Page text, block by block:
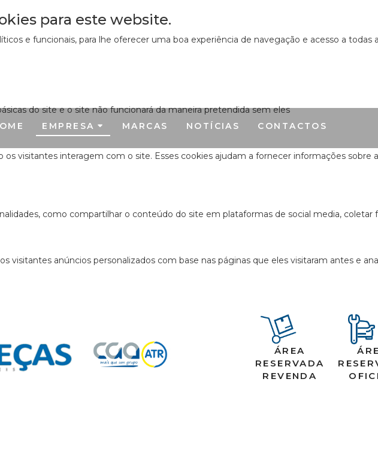
para este website.
e funcionais, para lhe oferecer uma boa experiência de navegação e acesso a todas
do site e o site não funcionará da maneira pretendida sem eles
os visitantes interagem com o site. Esses cookies ajudam a fornecer informações
como compartilhar o conteúdo do site em plataformas de social media, coletar
visitantes anúncios personalizados com base nas páginas que eles visitaram antes e
ÁREA
RESERVADA
REVENDA
EMPRESA MARCAS NOTÍCIAS CONTACTOS